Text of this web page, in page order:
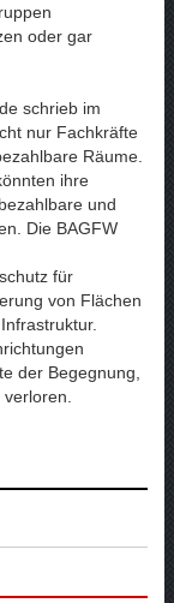
oder gar
schrieb im
nur Fachkräfte
Räume.
ihre
und
Die BAGFW
für
von Flächen
der Begegnung,